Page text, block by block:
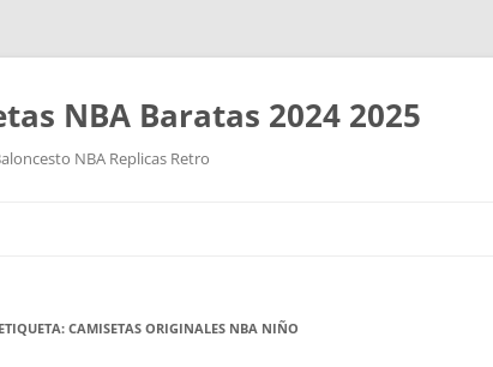
NBA Baratas 2024 2025
NBA Replicas Retro
CAMISETAS ORIGINALES NBA NIÑO